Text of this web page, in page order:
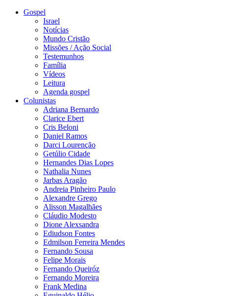
Gospel
Israel
Notícias
Mundo Cristão
Missões / Ação Social
Testemunhos
Família
Vídeos
Leitura
Agenda gospel
Colunistas
Adriana Bernardo
Clarice Ebert
Cris Beloni
Daniel Ramos
Darci Lourenção
Getúlio Cidade
Hernandes Dias Lopes
Nathalia Nunes
Jarbas Aragão
Andreia Pinheiro Paulo
Alexandre Grego
Alisson Magalhães
Cláudio Modesto
Dione Alexsandra
Ediudson Fontes
Edmilson Ferreira Mendes
Fernando Sousa
Felipe Morais
Fernando Queiróz
Fernando Moreira
Frank Medina